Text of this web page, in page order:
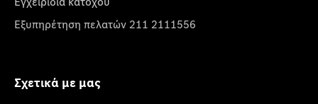
Εξυπηρέτηση πελατών 211 2111556
Σχετικά με μας